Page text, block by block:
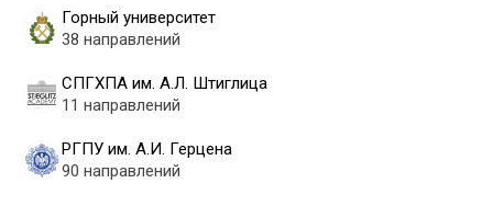
Горный университет
38 направлений
СПГХПА им. А.Л. Штиглица
11 направлений
РГПУ им. А.И. Герцена
90 направлений